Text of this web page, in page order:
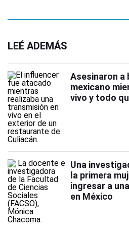
LEÉ ADEMÁS
Asesinaron a
mexicano
vivo y todo
Una
la primera
ingresar a
en México